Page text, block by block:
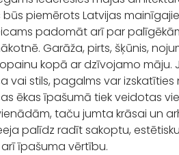
piemērots Latvijas
padomāt arī par
Garāža, pirts, šķūnis,
kopā ar dzīvojamo māju.
vai stils, pagalms var
ēkas īpašumā tiek veidotas
taču jumta krāsai un
palīdz radīt sakoptu,
īpašuma vērtību.